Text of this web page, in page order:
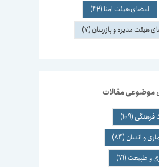
اعضای هیئت امنا(42)
هیئت مدیره و بازرسان (7)
مقالات
فرهنگی (109)
و انسان (84)
و طبیعت (71)